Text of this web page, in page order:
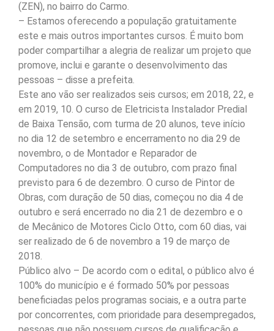
(ZEN), no bairro do Carmo.
– Estamos oferecendo a população gratuitamente
este e mais outros importantes cursos. É muito bom
poder compartilhar a alegria de realizar um projeto que
promove, inclui e garante o desenvolvimento das
pessoas – disse a prefeita.
Este ano vão ser realizados seis cursos; em 2018, 22, e
em 2019, 10. O curso de Eletricista Instalador Predial
de Baixa Tensão, com turma de 20 alunos, teve início
no dia 12 de setembro e encerramento no dia 29 de
novembro, o de Montador e Reparador de
Computadores no dia 3 de outubro, com prazo final
previsto para 6 de dezembro. O curso de Pintor de
Obras, com duração de 50 dias, começou no dia 4 de
outubro e será encerrado no dia 21 de dezembro e o
de Mecânico de Motores Ciclo Otto, com 60 dias, vai
ser realizado de 6 de novembro a 19 de março de
2018.
Público alvo – De acordo com o edital, o público alvo é
100% do município e é formado 50% por pessoas
beneficiadas pelos programas sociais, e a outra parte
por concorrentes, com prioridade para desempregados,